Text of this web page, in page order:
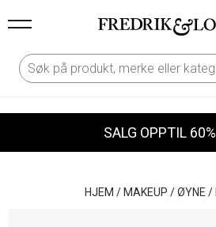
SALG OPPTIL 60%
HJEM / MAKEUP /ØYNE /